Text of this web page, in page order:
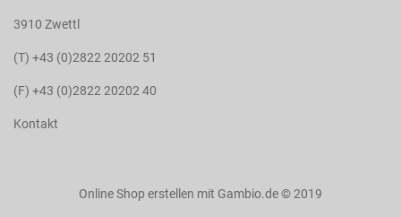
3910 Zwettl
(T) +43 (0)2822 20202 51
(F) +43 (0)2822 20202 40
Kontakt
Online Shop erstellen mit Gambio.de © 2019